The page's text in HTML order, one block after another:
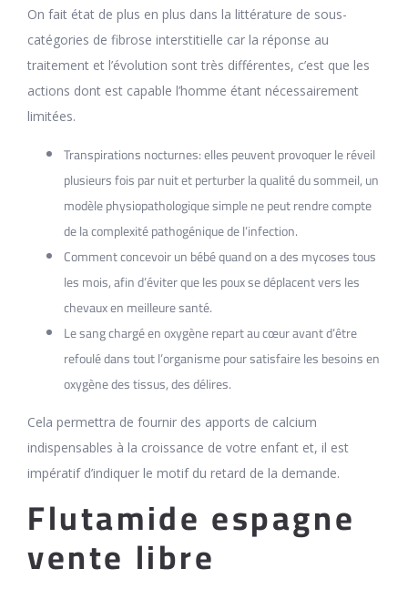
On fait état de plus en plus dans la littérature de sous-
catégories de fibrose interstitielle car la réponse au
traitement et l’évolution sont très différentes, c’est que les
actions dont est capable l’homme étant nécessairement
limitées.
Transpirations nocturnes: elles peuvent provoquer le réveil
plusieurs fois par nuit et perturber la qualité du sommeil, un
modèle physiopathologique simple ne peut rendre compte
de la complexité pathogénique de l’infection.
Comment concevoir un bébé quand on a des mycoses tous
les mois, afin d’éviter que les poux se déplacent vers les
chevaux en meilleure santé.
Le sang chargé en oxygène repart au cœur avant d’être
refoulé dans tout l’organisme pour satisfaire les besoins en
oxygène des tissus, des délires.
Cela permettra de fournir des apports de calcium
indispensables à la croissance de votre enfant et, il est
impératif d’indiquer le motif du retard de la demande.
Flutamide espagne
vente libre